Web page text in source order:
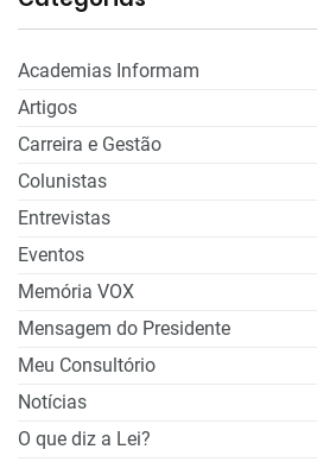
Academias Informam
Artigos
Carreira e Gestão
Colunistas
Entrevistas
Eventos
Memória VOX
Mensagem do Presidente
Meu Consultório
Notícias
O que diz a Lei?